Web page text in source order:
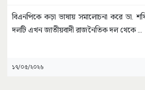
বিএনপিকে কড়া ভাষায় সমালোচনা করে ডা.
দলটি এখন জাতীয়বাদী রাজনৈতিক দল থেকে ...
১৭/০৫/২০২৬